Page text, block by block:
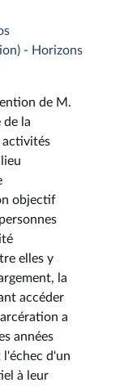
- Horizons
de M.
de la
activités
objectif
elles y
la
accéder
a
années
d'un
à leur